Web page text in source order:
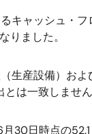
キャッシュ・フ
りました。
生産設備）およ
は一致しません
30日時点の